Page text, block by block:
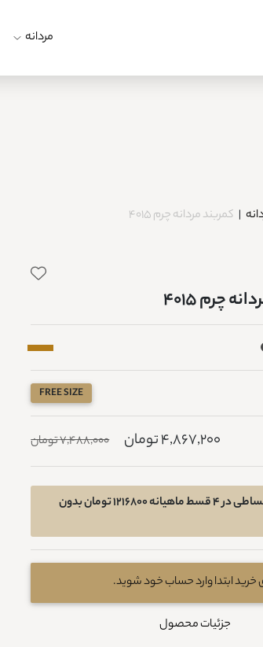
مردانه
| کمربند مردانه چرم 4015
چرم 4015
FREE SIZE
4,867,200 تومان 7,488,000 تومان
امکان خرید اقساطی در 4 قسط ماهیانه 1216800 تومان بدون
خرید ابتدا وارد حساب خود شوید.
جزئیات محصول